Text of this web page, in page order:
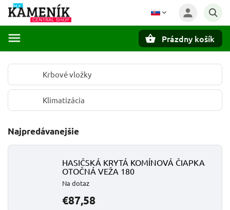
Prázdny košík
Krbové vložky
Klimatizácia
Najpredávanejšie
HASIČSKÁ KRYTÁ KOMÍNOVÁ ČIAPKA
OTOČNÁ VEŽA 180
Na dotaz
€87,58